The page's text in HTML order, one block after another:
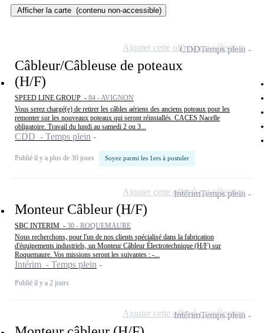
Afficher la carte (contenu non-accessible)
Câbleur/Câbleuse de poteaux
(H/F)
SPEED LINE GROUP - 84 - AVIGNON
Vous serez chargé(e) de retirer les câbles aériens des anciens poteaux pour les
remonter sur les nouveaux poteaux qui seront réinstallés. CACES Nacelle
obligatoire. Travail du lundi au samedi 2 ou 3...
CDD - Temps plein
Publié il y a plus de 30 jours Soyez parmi les 1ers à postuler
CDDTemps plein
Ajouter cette offre à ma sélection
Monteur Câbleur (H/F)
SBC INTERIM - 30 - ROQUEMAURE
Nous recherchons, pour l'un de nos clients spécialisé dans la fabrication
d'équipements industriels, un Monteur Câbleur Électrotechnique (H/F) sur
Roquemaure. Vos missions seront les suivantes : -...
Intérim - Temps plein
Publié il y a 2 jours
IntérimTemps plein
Ajouter cette offre à ma sélection
IntérimTemps plein
Ajouter cette offre à ma sélection